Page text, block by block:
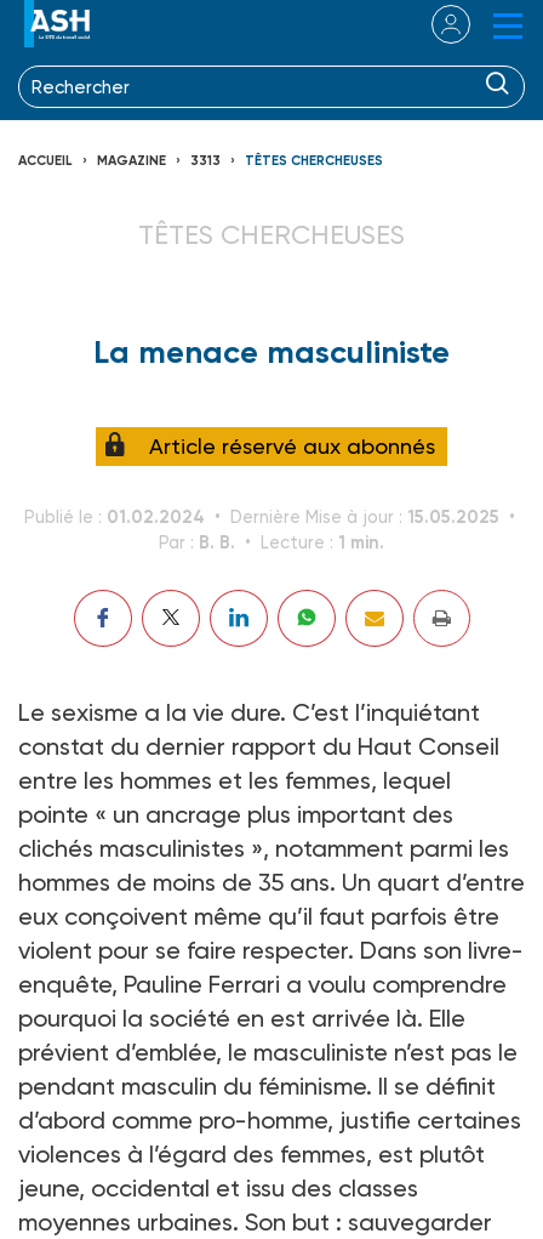
ACCUEIL MAGAZINE 3313 TÊTES CHERCHEUSES
TÊTES CHERCHEUSES
La menace masculiniste
Article réservé aux abonnés
Publié le : 01.02.2024 Dernière Mise à jour : 15.05.2025
Par : B. B. Lecture : 1 min.
Le sexisme a la vie dure. C’est l’inquiétant
constat du dernier rapport du Haut Conseil
entre les hommes et les femmes, lequel
pointe « un ancrage plus important des
clichés masculinistes », notamment parmi les
hommes de moins de 35 ans. Un quart d’entre
eux conçoivent même qu’il faut parfois être
violent pour se faire respecter. Dans son livre-
enquête, Pauline Ferrari a voulu comprendre
pourquoi la société en est arrivée là. Elle
prévient d’emblée, le masculiniste n’est pas le
pendant masculin du féminisme. Il se définit
d’abord comme pro-homme, justifie certaines
violences à l’égard des femmes, est plutôt
jeune, occidental et issu des classes
moyennes urbaines. Son but : sauvegarder